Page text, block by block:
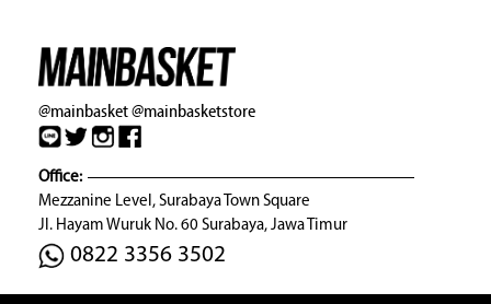
@mainbasket@mainbasketstore
Office:
Mezzanine Level, Surabaya Town Square
Jl. Hayam Wuruk No. 60 Surabaya, Jawa Timur
0822 3356 3502